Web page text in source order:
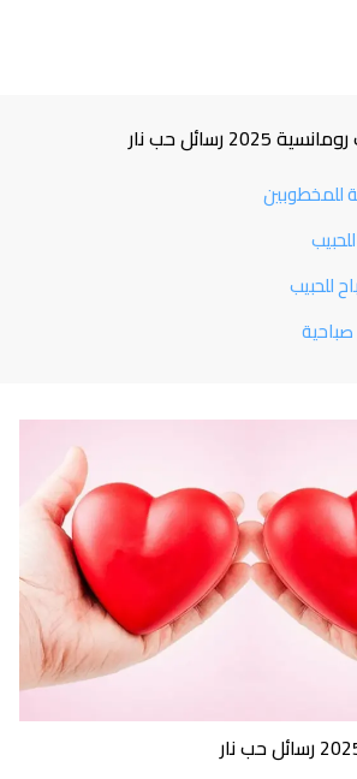
رسائل حب نار
للمخطوبين
للحبيب